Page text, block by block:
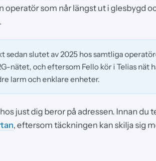
operatör som når längst ut i glesbygd
sedan slutet av 2025 hos samtliga
nätet, och eftersom Fello kör i Telias nät
larm och enklare enheter.
just dig beror på adressen. Innan du
, eftersom täckningen kan skilja sig